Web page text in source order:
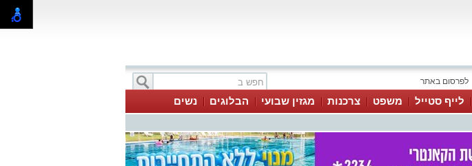
לפרסום באתר
לייף סטייל משפט צרכנות מגזין שבועי הבלוגים נשים